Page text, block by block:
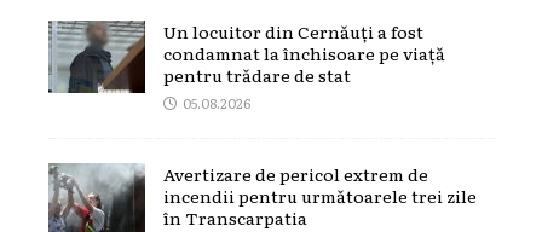
Un locuitor din Cernăuți a fost
condamnat la închisoare pe viață
pentru trădare de stat
05.08.2026
Avertizare de pericol extrem de
incendii pentru următoarele trei zile
în Transcarpatia